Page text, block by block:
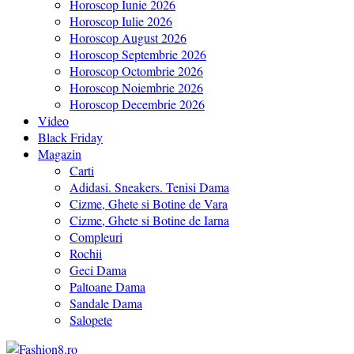
Horoscop Iunie 2026
Horoscop Iulie 2026
Horoscop August 2026
Horoscop Septembrie 2026
Horoscop Octombrie 2026
Horoscop Noiembrie 2026
Horoscop Decembrie 2026
Video
Black Friday
Magazin
Carti
Adidasi. Sneakers. Tenisi Dama
Cizme, Ghete si Botine de Vara
Cizme, Ghete si Botine de Iarna
Compleuri
Rochii
Geci Dama
Paltoane Dama
Sandale Dama
Salopete